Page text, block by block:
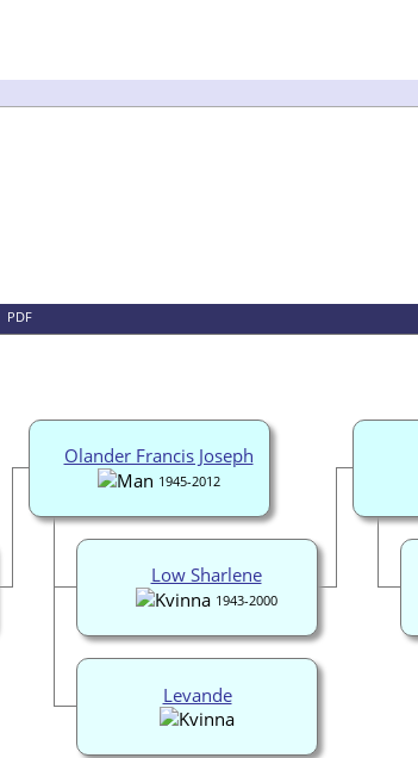
PDF
Olander Francis Joseph
1945-2012
Low Sharlene
1943-2000
Levande